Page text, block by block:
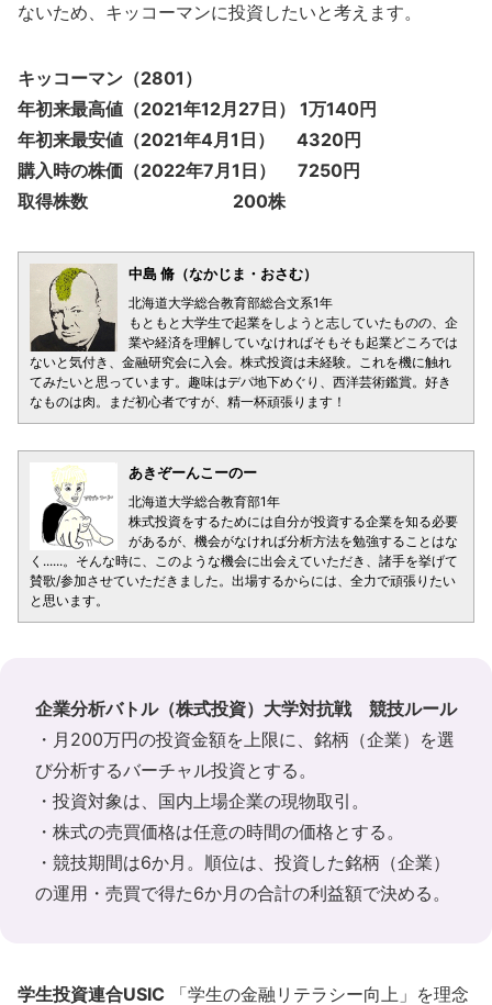
ないため、キッコーマンに投資したいと考えます。
キッコーマン（2801）
年初来最高値（2021年12月27日） 1万140円
年初来最安値（2021年4月1日） 4320円
購入時の株価（2022年7月1日） 7250円
取得株数 200株
中島 脩（なかじま・おさむ）
北海道大学総合教育部総合文系1年
もともと大学生で起業をしようと志していたものの、企
業や経済を理解していなければそもそも起業どころでは
ないと気付き、金融研究会に入会。株式投資は未経験。これを機に触れ
てみたいと思っています。趣味はデパ地下めぐり、西洋芸術鑑賞。好き
なものは肉。まだ初心者ですが、精一杯頑張ります！
あきぞーんこーのー
北海道大学総合教育部1年
株式投資をするためには自分が投資する企業を知る必要
があるが、機会がなければ分析方法を勉強することはな
く......。そんな時に、このような機会に出会えていただき、諸手を挙げて
賛歌/参加させていただきました。出場するからには、全力で頑張りたい
と思います。
企業分析バトル（株式投資）大学対抗戦 競技ルール
・月200万円の投資金額を上限に、銘柄（企業）を選
び分析するバーチャル投資とする。
・投資対象は、国内上場企業の現物取引。
・株式の売買価格は任意の時間の価格とする。
・競技期間は6か月。順位は、投資した銘柄（企業）
の運用・売買で得た6か月の合計の利益額で決める。
学生投資連合USIC 「学生の金融リテラシー向上」を理念